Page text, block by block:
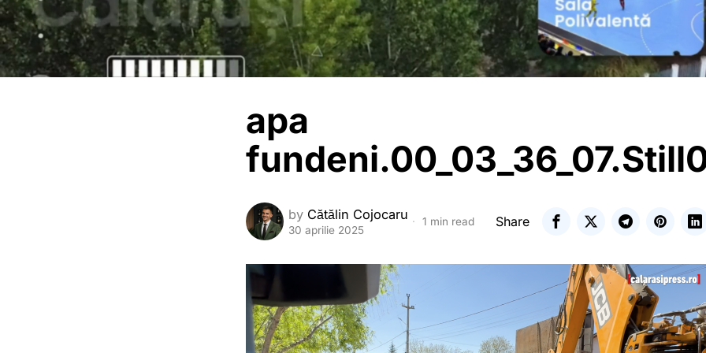
apa
by Cătălin Cojocaru
30 aprilie 2025
1 min read Share